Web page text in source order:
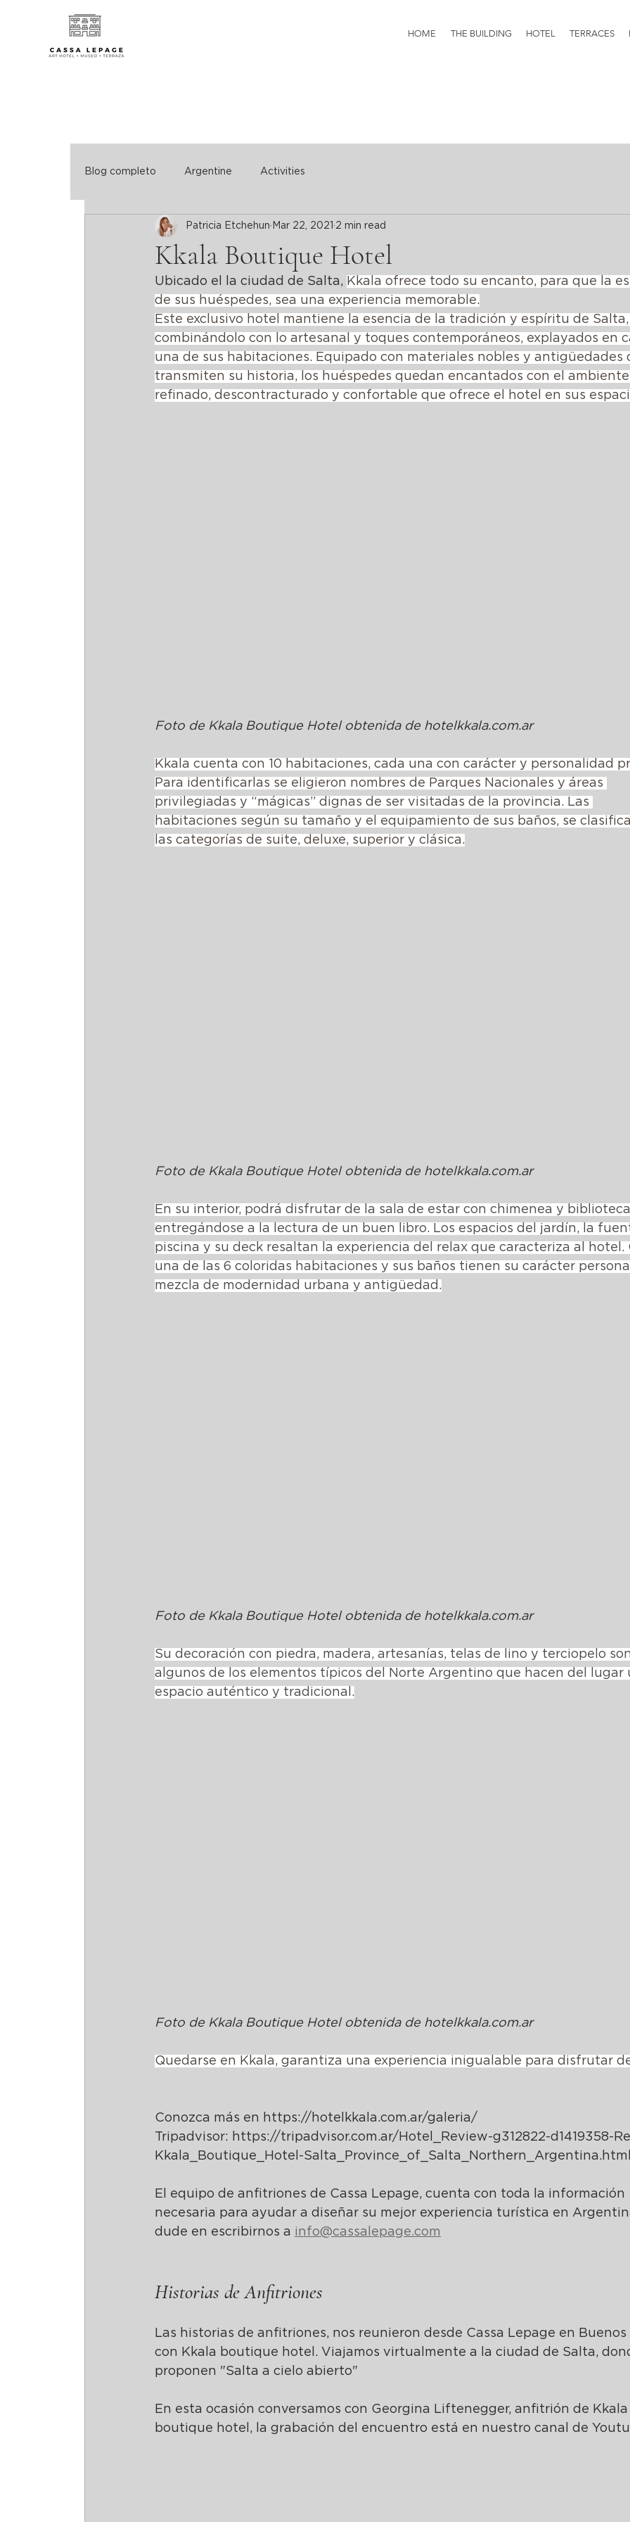
HOME THE BUILDING HOTEL TERRACES
Blog completo Argentine Activities
Kkala Boutique Hotel
Patricia Etchehun Mar 22, 2021 2 min read
Ubicado el la ciudad de Salta, Kkala ofrece todo su encanto, para que la
de sus huéspedes, sea una experiencia memorable.
Este exclusivo hotel mantiene la esencia de la tradición y espíritu de
combinándolo con lo artesanal y toques contemporáneos, explayados en
una de sus habitaciones. Equipado con materiales nobles y antigüedades
transmiten su historia, los huéspedes quedan encantados con el
refinado, descontracturado y confortable que ofrece el hotel en sus
Foto de Kkala Boutique Hotel obtenida de hotelkkala.com.ar
Kkala cuenta con 10 habitaciones, cada una con carácter y personalidad
Para identificarlas se eligieron nombres de Parques Nacionales y áreas
privilegiadas y “mágicas” dignas de ser visitadas de la provincia. Las
habitaciones según su tamaño y el equipamiento de sus baños, se
las categorías de suite, deluxe, superior y clásica.
Foto de Kkala Boutique Hotel obtenida de hotelkkala.com.ar
En su interior, podrá disfrutar de la sala de estar con chimenea y
entregándose a la lectura de un buen libro. Los espacios del jardín, la
piscina y su deck resaltan la experiencia del relax que caracteriza al hotel.
una de las 6 coloridas habitaciones y sus baños tienen su carácter
mezcla de modernidad urbana y antigüedad.
Foto de Kkala Boutique Hotel obtenida de hotelkkala.com.ar
Su decoración con piedra, madera, artesanías, telas de lino y terciopelo
algunos de los elementos típicos del Norte Argentino que hacen del lugar
espacio auténtico y tradicional.
Foto de Kkala Boutique Hotel obtenida de hotelkkala.com.ar
Quedarse en Kkala, garantiza una experiencia inigualable para disfrutar
Conozca más en https://hotelkkala.com.ar/galeria/
Tripadvisor: https://tripadvisor.com.ar/Hotel_Review-g312822-d1419358-
Kkala_Boutique_Hotel-
El equipo de anfitriones de Cassa Lepage, cuenta con toda la información
necesaria para ayudar a diseñar su mejor experiencia turística en
dude en escribirnos a info@cassalepage.com
Historias de Anfitriones
Las historias de anfitriones, nos reunieron desde Cassa Lepage en
con Kkala boutique hotel. Viajamos virtualmente a la ciudad de Salta,
proponen "Salta a cielo abierto"
En esta ocasión conversamos con Georgina Liftenegger, anfitrión de
boutique hotel, la grabación del encuentro está en nuestro canal de